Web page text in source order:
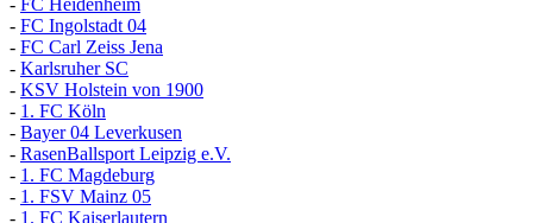
- FC Ingolstadt 04
- FC Carl Zeiss Jena
- Karlsruher SC
- KSV Holstein von 1900
- 1. FC Köln
- Bayer 04 Leverkusen
- RasenBallsport Leipzig e.V.
- 1. FC Magdeburg
- 1. FSV Mainz 05
- 1. FC Kaiserlautern